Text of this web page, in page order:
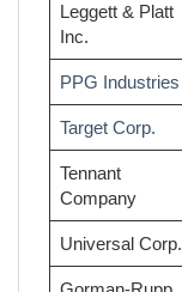
Leggett & Platt
Inc.
PPG Industries
Target Corp.
Tennant
Company
Universal Corp.